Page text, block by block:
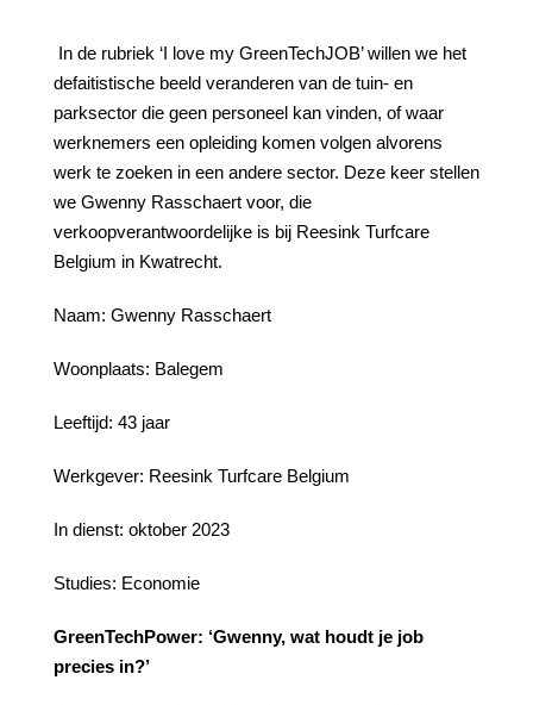
In de rubriek ‘I love my GreenTechJOB’ willen we het
defaitistische beeld veranderen van de tuin- en
parksector die geen personeel kan vinden, of waar
werknemers een opleiding komen volgen alvorens
werk te zoeken in een andere sector. Deze keer stellen
we Gwenny Rasschaert voor, die
verkoopverantwoordelijke is bij Reesink Turfcare
Belgium in Kwatrecht.
Naam: Gwenny Rasschaert
Woonplaats: Balegem
Leeftijd: 43 jaar
Werkgever: Reesink Turfcare Belgium
In dienst: oktober 2023
Studies: Economie
GreenTechPower: ‘Gwenny, wat houdt je job
precies in?’